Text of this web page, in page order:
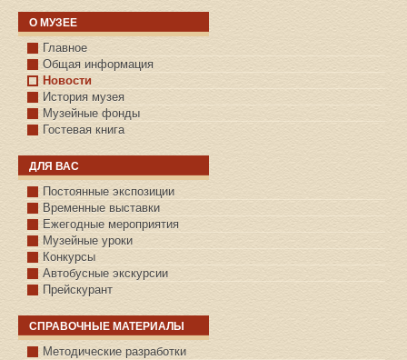
О МУЗЕЕ
Главное
Общая информация
Новости
История музея
Музейные фонды
Гостевая книга
ДЛЯ ВАС
Постоянные экспозиции
Временные выставки
Ежегодные мероприятия
Музейные уроки
Конкурсы
Автобусные экскурсии
Прейскурант
СПРАВОЧНЫЕ МАТЕРИАЛЫ
Методические разработки